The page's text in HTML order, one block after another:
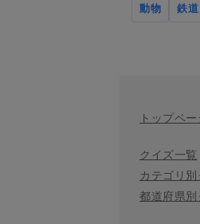
動物
鉄道
トップペ
クイズ一覧
カテゴリ
都道府県